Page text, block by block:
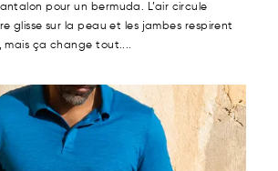
pour un bermuda. L’air circule
glisse sur la peau et les jambes respirent
mais ça change tout....